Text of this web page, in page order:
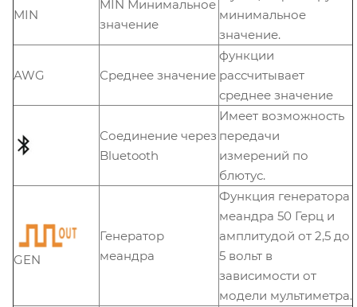
MIN
MIN Минимальное
значение
минимальное
значение.
AWG Среднее значение
функции
рассчитывает
среднее значение
Соединение через
Bluetooth
Имеет возможность
передачи
измерений по
блютус.
GEN
Генератор
меандра
Функция генератора
меандра 50 Герц и
амплитудой от 2,5 до
5 вольт в
зависимости от
модели мультиметра.